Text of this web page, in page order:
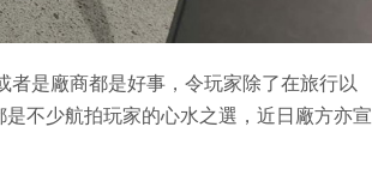
是廠商都是好事，令玩家除了在旅行以
不少航拍玩家的心水之選，近日廠方亦宣